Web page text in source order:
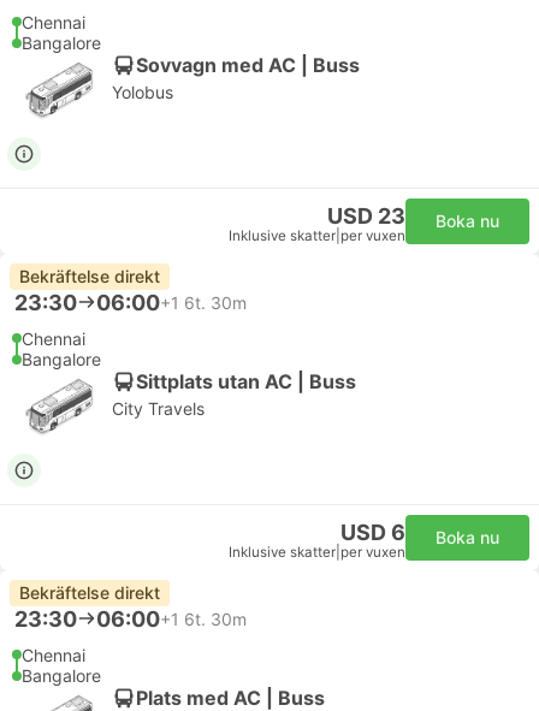
Chennai
Bangalore
Sovvagn med AC | Buss
Yolobus
USD 23
Inklusive skatter per vuxen
Boka nu
Bekräftelse direkt
23:30 06:00+1 6t. 30m
Chennai
Bangalore
Sittplats utan AC | Buss
City Travels
USD 6
Inklusive skatter per vuxen
Boka nu
Bekräftelse direkt
23:30 06:00+1 6t. 30m
Chennai
Bangalore
Plats med AC | Buss